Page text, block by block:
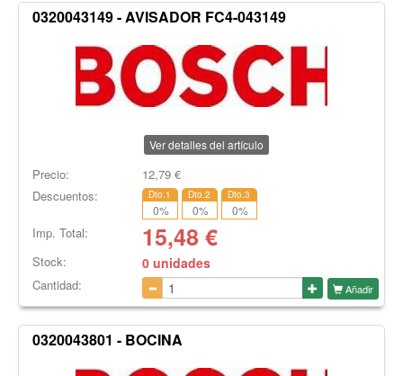
0320043149 - AVISADOR FC4-043149
Ver detalles del artículo
Precio: 12,79€
Descuentos:
Dto.1
0%
Dto.2
0%
Dto.3
0%
Imp. Total: 15,48 €
Stock: 0 unidades
Cantidad: Añadir
0320043801 - BOCINA